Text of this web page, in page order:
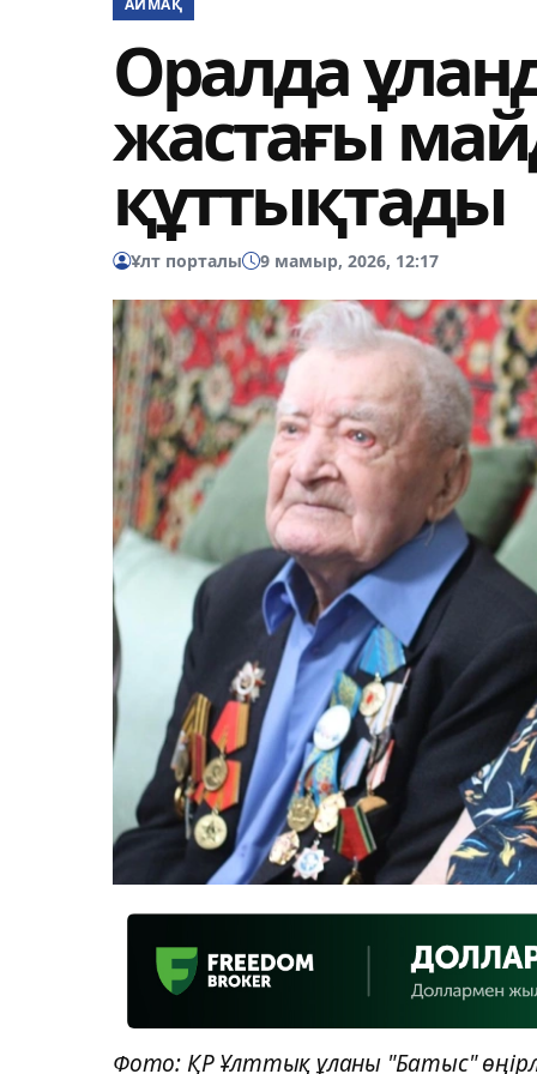
Оралда
жастағы
құттықтады
Ұлт порталы 9 мамыр, 2026, 12:17
Фото: ҚР Ұлттық ұланы "Батыс"